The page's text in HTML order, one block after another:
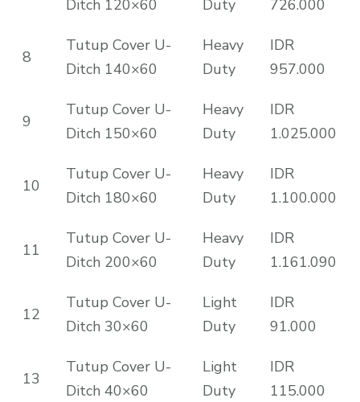
Ditch 120×60
Duty
726.000
8
Tutup Cover U-
Ditch 140×60
Heavy
Duty
IDR
957.000
9
Tutup Cover U-
Ditch 150×60
Heavy
Duty
IDR
1.025.000
10
Tutup Cover U-
Ditch 180×60
Heavy
Duty
IDR
1.100.000
11
Tutup Cover U-
Ditch 200×60
Heavy
Duty
IDR
1.161.090
12
Tutup Cover U-
Ditch 30×60
Light
Duty
IDR
91.000
13
Tutup Cover U-
Ditch 40×60
Light
Duty
IDR
115.000